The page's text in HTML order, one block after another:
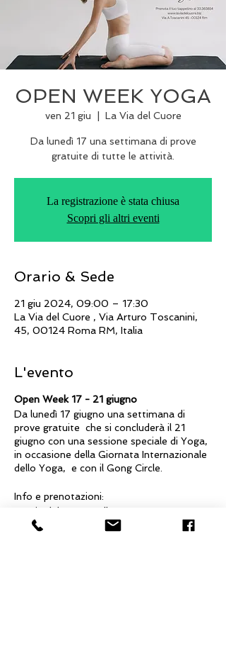
OPEN WEEK YOGA
ven 21 giu La Via del Cuore
Da lunedì 17 una settimana di prove
gratuite di tutte le attività.
La registrazione è stata chiusa
Scopri gli altri eventi
Orario & Sede
21 giu 2024, 09:00 – 17:30
La Via del Cuore , Via Arturo Toscanini,
45, 00124 Roma RM, Italia
L'evento
Open Week 17 - 21 giugno
Da lunedì 17 giugno una settimana di
prove gratuite che si concluderà il 21
giugno con una sessione speciale di Yoga,
in occasione della Giornata Internazionale
dello Yoga, e con il Gong Circle.
Info e prenotazioni:
La Via del Cuore cell. 335.363854